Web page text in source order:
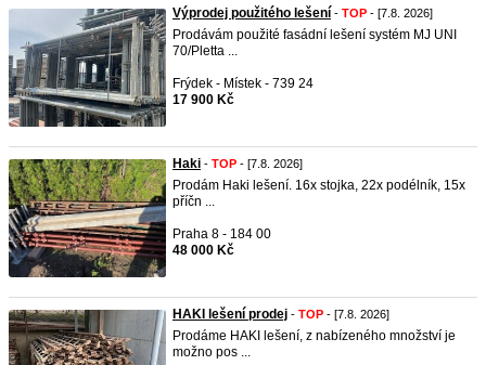
Výprodej použitého lešení - TOP - [7.8. 2026]
Prodávám použité fasádní lešení systém MJ UNI
70/Pletta ...
Frýdek - Místek - 739 24
17 900 Kč
Haki - TOP - [7.8. 2026]
Prodám Haki lešení. 16x stojka, 22x podélník, 15x
příčn ...
Praha 8 - 184 00
48 000 Kč
HAKI lešení prodej - TOP - [7.8. 2026]
Prodáme HAKI lešení, z nabízeného množství je
možno pos ...